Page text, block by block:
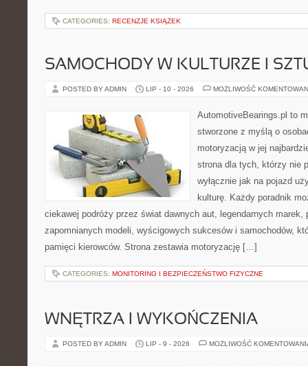
CATEGORIES: RECENZJE KSIĄŻEK
SAMOCHODY W KULTURZE I
POSTED BY ADMIN LIP - 10 - 2026 MOŻLIWOŚĆ
AutomotiveBearings.pl to
stworzone z myślą o
motoryzacją w jej
strona dla tych, którzy nie
wyłącznie jak na pojazd
kulturę. Każdy poradnik
ciekawej podróży przez świat dawnych aut, legendarnych marek,
zapomnianych modeli, wyścigowych sukcesów i samochodów,
pamięci kierowców. Strona zestawia motoryzację […]
CATEGORIES: MONITORING I BEZPIECZEŃSTWO FIZYCZNE
WNĘTRZA I WYKOŃCZENIA
POSTED BY ADMIN LIP - 9 - 2026 MOŻLIWOŚĆ